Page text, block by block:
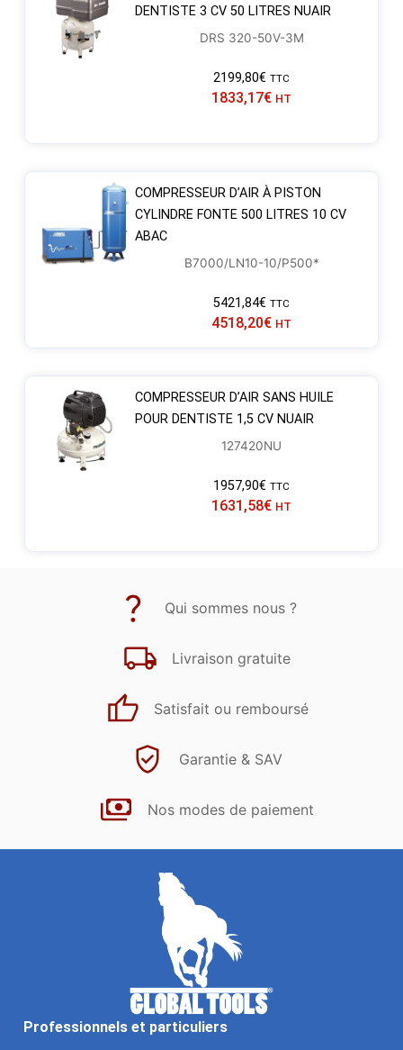
DENTISTE 3 CV 50 LITRES NUAIR
DRS 320-50V-3M
2199,80€ TTC
1833,17€ HT
COMPRESSEUR D’AIR À PISTON
CYLINDRE FONTE 500 LITRES 10 CV
ABAC
B7000/LN10-10/P500*
5421,84€ TTC
4518,20€ HT
COMPRESSEUR D’AIR SANS HUILE
POUR DENTISTE 1,5 CV NUAIR
127420NU
1957,90€ TTC
1631,58€ HT
Qui sommes nous ?
Livraison gratuite
Satisfait ou remboursé
Garantie & SAV
Nos modes de paiement
Professionnels et particuliers